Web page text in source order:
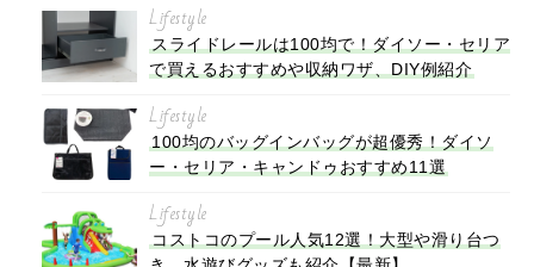
Lifestyle
スライドレールは100均で！ダイソー・セリア
で買えるおすすめや収納ワザ、DIY例紹介
Lifestyle
100均のバッグインバッグが超優秀！ダイソ
ー・セリア・キャンドゥおすすめ11選
Lifestyle
コストコのプール人気12選！大型や滑り台つ